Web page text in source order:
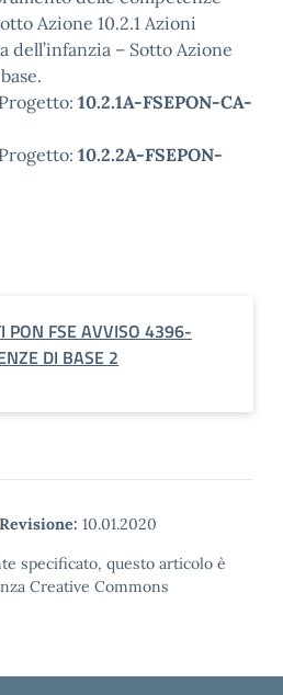
Azione 10.2.1 Azioni
dell’infanzia – Sotto Azione
10.2.1A-FSEPON-CA-
10.2.2A-FSEPON-
PON FSE AVVISO 4396-
DI BASE 2
Revisione: 10.01.2020
specificato, questo articolo è
Creative Commons